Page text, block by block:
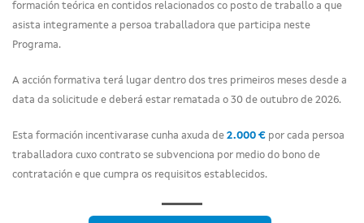
formación teórica en contidos relacionados co posto de traballo a que
asista integramente a persoa traballadora que participa neste
Programa.
A acción formativa terá lugar dentro dos tres primeiros meses desde a
data da solicitude e deberá estar rematada o 30 de outubro de 2026.
Esta formación incentivarase cunha axuda de 2.000 € por cada persoa
traballadora cuxo contrato se subvenciona por medio do bono de
contratación e que cumpra os requisitos establecidos.